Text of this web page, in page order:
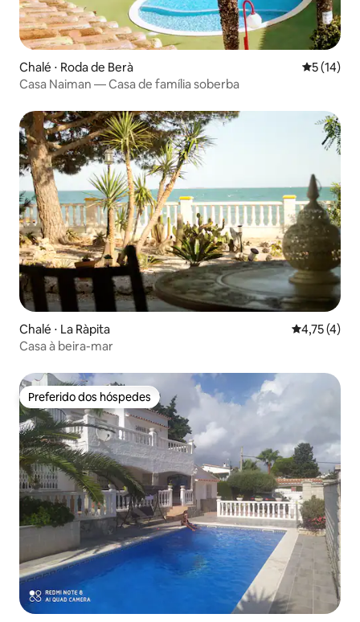
Chalé ⋅ Roda de Berà 5 de uma
5 (14)
Casa Naiman — Casa de família soberba
Chalé ⋅ La Ràpita 4,75 de
4,75 (4)
Casa à beira-mar
Preferido dos hóspedes
Preferido dos hóspedes